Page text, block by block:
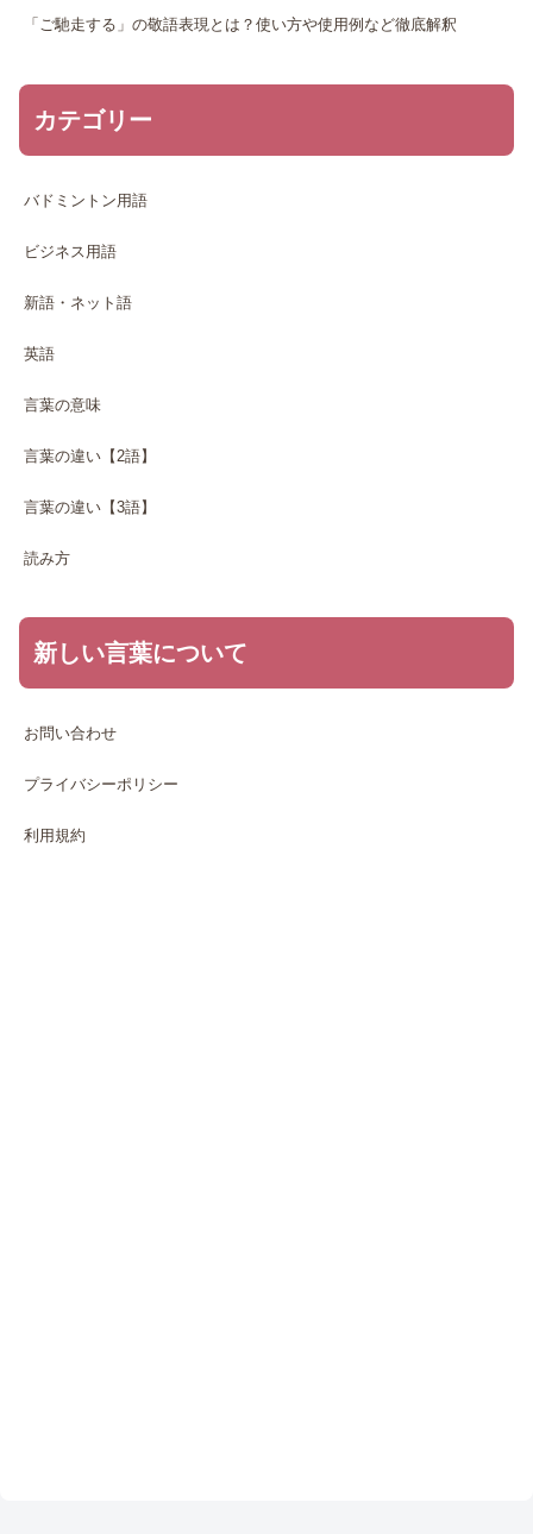
「ご馳走する」の敬語表現とは？使い方や使用例など徹底解釈
カテゴリー
バドミントン用語
ビジネス用語
新語・ネット語
英語
言葉の意味
言葉の違い【2語】
言葉の違い【3語】
読み方
新しい言葉について
お問い合わせ
プライバシーポリシー
利用規約